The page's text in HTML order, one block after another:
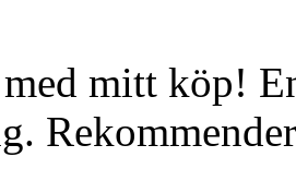
mitt köp!